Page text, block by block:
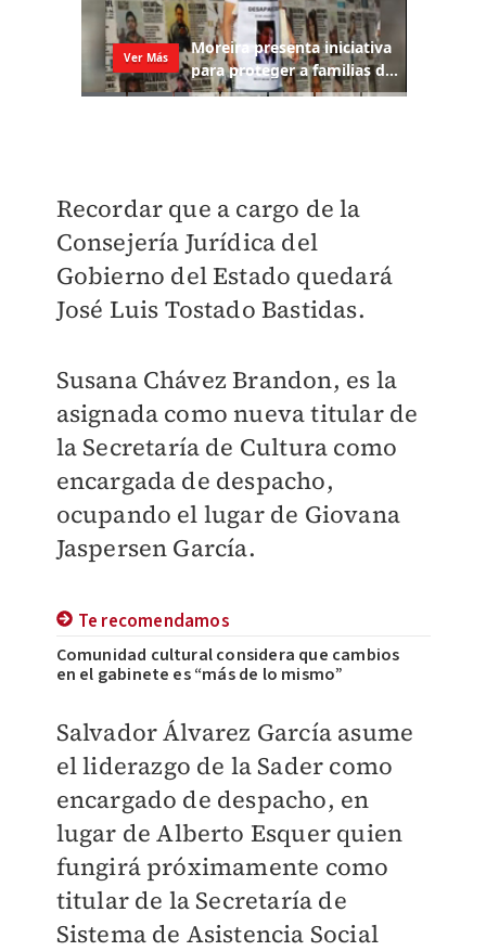
Recordar que a cargo de la
Consejería Jurídica del
Gobierno del Estado quedará
José Luis Tostado Bastidas.
Susana Chávez Brandon, es la
asignada como nueva titular de
la Secretaría de Cultura como
encargada de despacho,
ocupando el lugar de Giovana
Jaspersen García.
Te recomendamos
Comunidad cultural considera que cambios
en el gabinete es “más de lo mismo”
Salvador Álvarez García asume
el liderazgo de la Sader como
encargado de despacho, en
lugar de Alberto Esquer quien
fungirá próximamente como
titular de la Secretaría de
Sistema de Asistencia Social